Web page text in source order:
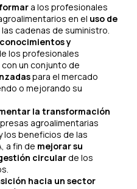
a los profesionales
en el uso de
las cadenas de suministro.
y
los profesionales
un conjunto de
para el mercado
o mejorando su
la transformación
agroalimentarias
los beneficios de las
a fin de mejorar su
circularde los
hacia un sector